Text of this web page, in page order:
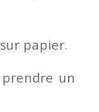
papier.
un